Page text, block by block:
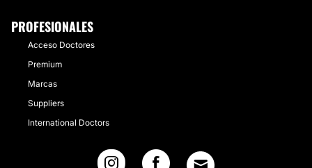
PROFESIONALES
Acceso Doctores
Premium
Marcas
Suppliers
International Doctors